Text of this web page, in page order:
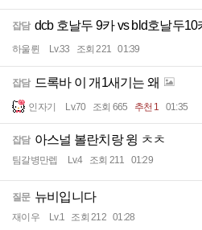
잡담 dcb 호날두 9카 vs bld호날두10
하울륀 Lv.33 조회 221 01:39
잡담 드록바 이 개1새기는 왜
인자기 Lv.70 조회 665 추천 1 01:35
잡담 아스널 볼란치랑 윙 ㅊㅊ
팀갈병만렙 Lv.4 조회 211 01:29
질문 뉴비입니다
재이우 Lv.1 조회 212 01:28